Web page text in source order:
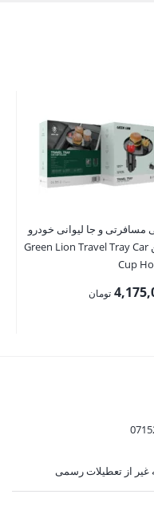
مسافرتی و جا لیوانی خودرو
گرین Green Lion Travel Tray Car
Cup
تومان